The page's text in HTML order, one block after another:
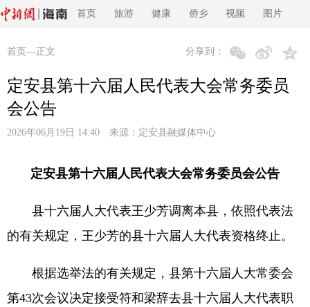
首页 旅游 健康 侨乡 视频 图片
首页 —正文 分享到：
定安县第十六届人民代表大会常务委员
会公告
2026年06月19日 14:40 来源： 定安县融媒体中心
定安县第十六届人民代表大会常务委员会公告
县十六届人大代表王少芳调离本县，依照代表法
的有关规定，王少芳的县十六届人大代表资格终止。
根据选举法的有关规定，县第十六届人大常委会
第43次会议决定接受符和梁辞去县十六届人大代表职